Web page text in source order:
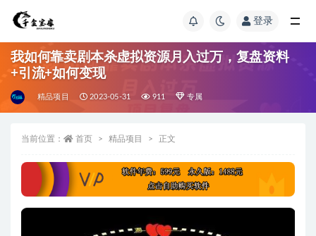
登录
我如何靠卖剧本杀虚拟资源月入过万，复盘资料
+引流+如何变现
精品项目 2023-05-31 911 专属
当前位置： 首页 精品项目 正文